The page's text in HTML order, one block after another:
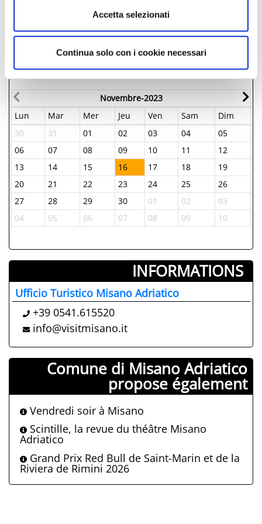
Accetta selezionati
Continua solo con i cookie necessari
­ À PARTIR DE 18.00 €
JOURS & HEURES
Novembre-2023
Lun
Mar Mer Jeu Ven Sam
Dim
30
31 01 02 03 04
05
06
07 08 09 10 11
12
13
14 15 16 17 18
19
20
21 22 23 24 25
26
27
28 29 30 01 02
03
04
05 06 07 08 09 10
INFORMATIONS ­
Ufficio Turistico Misano Adriatico
+39 0541.615520
info@visitmisano.it
Comune di Misano Adriatico
propose également
Vendredi soir à Misano
Scintille, la revue du théâtre Misano
Adriatico
Grand Prix Red Bull de Saint-Marin et de la
Riviera de Rimini 2026